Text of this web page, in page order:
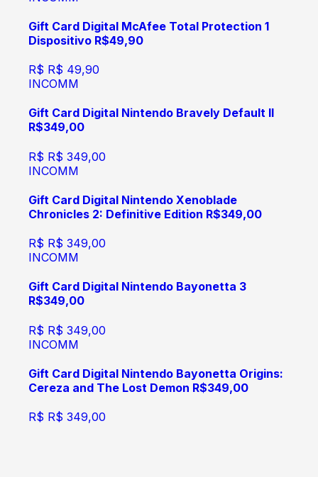
Gift Card Digital McAfee Total Protection 1
Dispositivo R$49,90
R$ R$ 49,90
INCOMM
Gift Card Digital Nintendo Bravely Default II
R$349,00
R$ R$ 349,00
INCOMM
Gift Card Digital Nintendo Xenoblade
Chronicles 2: Definitive Edition R$349,00
R$ R$ 349,00
INCOMM
Gift Card Digital Nintendo Bayonetta 3
R$349,00
R$ R$ 349,00
INCOMM
Gift Card Digital Nintendo Bayonetta Origins:
Cereza and The Lost Demon R$349,00
R$ R$ 349,00